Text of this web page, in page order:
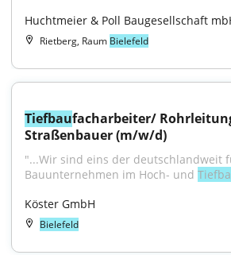
Huchtmeier & Poll Baugesellschaft
Rietberg, Raum Bielefeld
Tiefbaufacharbeiter/
Straßenbauer (m/w/d)
"...Wir sind eins der deutschlandweit
Bauunternehmen im Hoch- und
Köster GmbH
Bielefeld